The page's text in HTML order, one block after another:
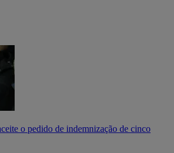
o pedido de indemnização de cinco